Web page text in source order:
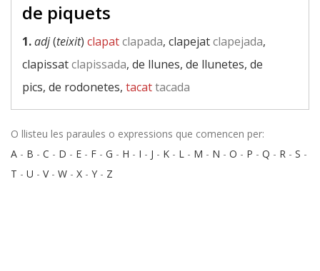
de piquets
1.adj(teixit) clapatclapada, clapejatclapejada,
clapissatclapissada, de llunes, de llunetes, de
pics, de rodonetes, tacattacada
O llisteu les paraules o expressions que comencen per:
A - B - C - D - E - F - G - H - I - J - K - L - M - N - O - P - Q - R - S -
T - U - V- W - X - Y - Z